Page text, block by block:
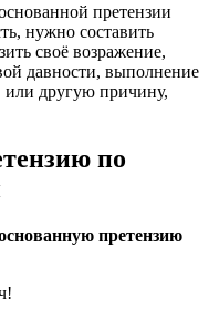
претензии
нужно составить
своё возражение,
давности, выполнение
или другую причину,
по
претензию